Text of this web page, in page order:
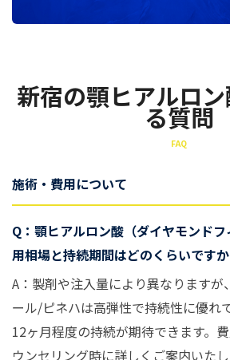
新宿の顎ヒアルロ
る質問
FAQ
施術・費用について
Q：顎ヒアルロン酸（ダイヤモンド
用相場と持続期間はどのくらいですか
A：製剤や注入量により異なりますが
ール/ピネハは高弾性で持続性に優れ
12ヶ月程度の持続が期待できます。
ウンセリング時に詳しくご案内いたし